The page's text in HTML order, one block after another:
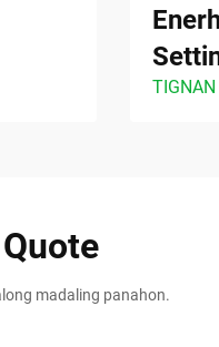
TIGNAN
madaling panahon.